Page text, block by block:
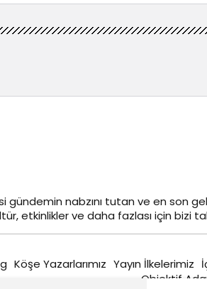
gündemin nabzını tutan ve en son
etkinlikler ve daha fazlası için bizi
Köşe Yazarlarımız Yayın İlkelerimiz
Objektif